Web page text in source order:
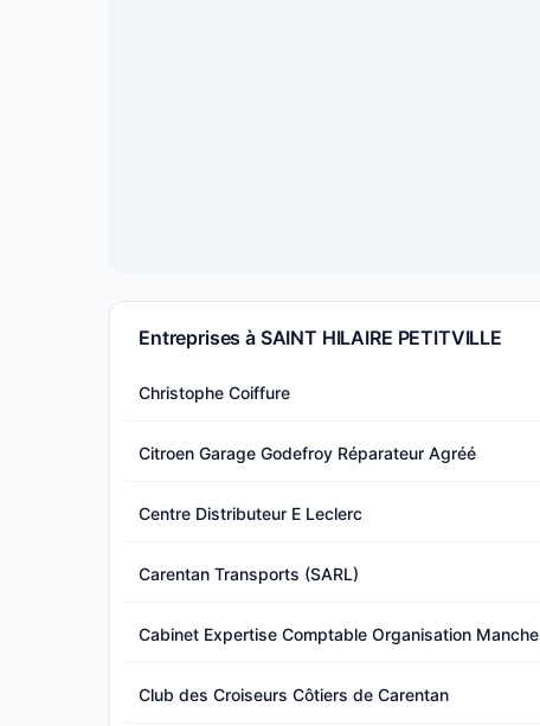
Entreprises à SAINT HILAIRE PETITVILLE
Christophe Coiffure
Citroen Garage Godefroy Réparateur Agréé
Centre Distributeur E Leclerc
Carentan Transports (SARL)
Cabinet Expertise Comptable Organisation Manche
Club des Croiseurs Côtiers de Carentan